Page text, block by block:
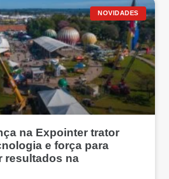
NOVIDADES
na Expointer trator
e força para
resultados na